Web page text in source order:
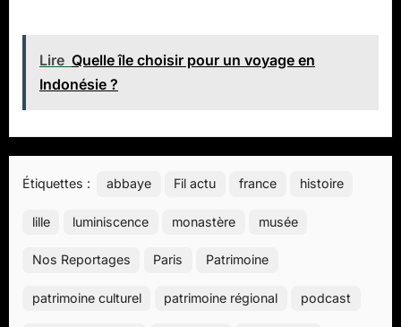
Lire Quelle île choisir pour un voyage en
Indonésie ?
Étiquettes : abbaye Fil actu france histoire
lille luminiscence monastère musée
Nos Reportages Paris Patrimoine
patrimoine culturel patrimoine régional podcast